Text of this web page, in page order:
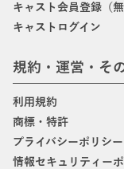
キャスト会員登録（無
キャストログイン
規約・運営・そ
利用規約
商標・特許
プライバシーポリシー
情報セキュリティー